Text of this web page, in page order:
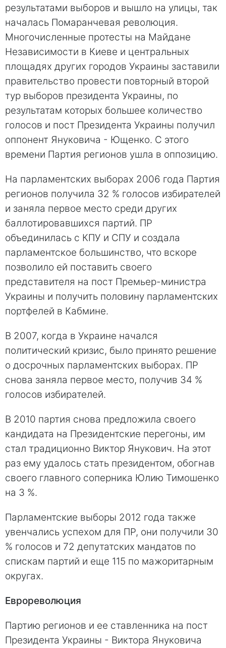
результатами выборов и вышло на улицы, так
началась Помаранчевая революция.
Многочисленные протесты на Майдане
Независимости в Киеве и центральных
площадях других городов Украины заставили
правительство провести повторный второй
тур выборов президента Украины, по
результатам которых большее количество
голосов и пост Президента Украины получил
оппонент Януковича - Ющенко. С этого
времени Партия регионов ушла в оппозицию.
На парламентских выборах 2006 года Партия
регионов получила 32 % голосов избирателей
и заняла первое место среди других
баллотировавшихся партий. ПР
объединилась с КПУ и СПУ и создала
парламентское большинство, что вскоре
позволило ей поставить своего
представителя на пост Премьер-министра
Украины и получить половину парламентских
портфелей в Кабмине.
В 2007, когда в Украине начался
политический кризис, было принято решение
о досрочных парламентских выборах. ПР
снова заняла первое место, получив 34 %
голосов избирателей.
В 2010 партия снова предложила своего
кандидата на Президентские перегоны, им
стал традиционно Виктор Янукович. На этот
раз ему удалось стать президентом, обогнав
своего главного соперника Юлию Тимошенко
на 3 %.
Парламентские выборы 2012 года также
увенчались успехом для ПР, они получили 30
% голосов и 72 депутатских мандатов по
спискам партий и еще 115 по мажоритарным
округах.
Еврореволюция
Партию регионов и ее ставленника на пост
Президента Украины - Виктора Януковича